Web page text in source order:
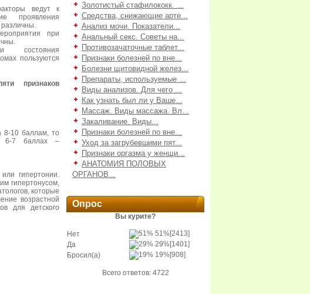
ведут к
проявления
различны.
при
состояния
пользуются
признаков
8-10 баллам, то
6-7 баллах –
гипертонии.
гипертонусом,
которые
возрастной
для детского
Золотистый стафилококк. ...
Средства, снижающие арте...
Анализ мочи. Показатели...
Анальный секс. Советы на...
Противозачаточные таблет...
Признаки болезней по вне...
Болезни щитовидной желез...
Препараты, используемые ...
Виды анализов. Для чего ...
Как узнать был ли у Ваше...
Массаж. Виды массажа. Вл...
Закаливание. Виды...
Признаки болезней по вне...
Уход за загрубевшими пят...
Признаки оргазма у женщи...
АНАТОМИЯ ПОЛОВЫХ
ОРГАНОВ...
Опрос
Вы курите?
Нет 51%[2413]
Да
29%[1401]
Бросил(а)
19%[908]
Всего ответов: 4722